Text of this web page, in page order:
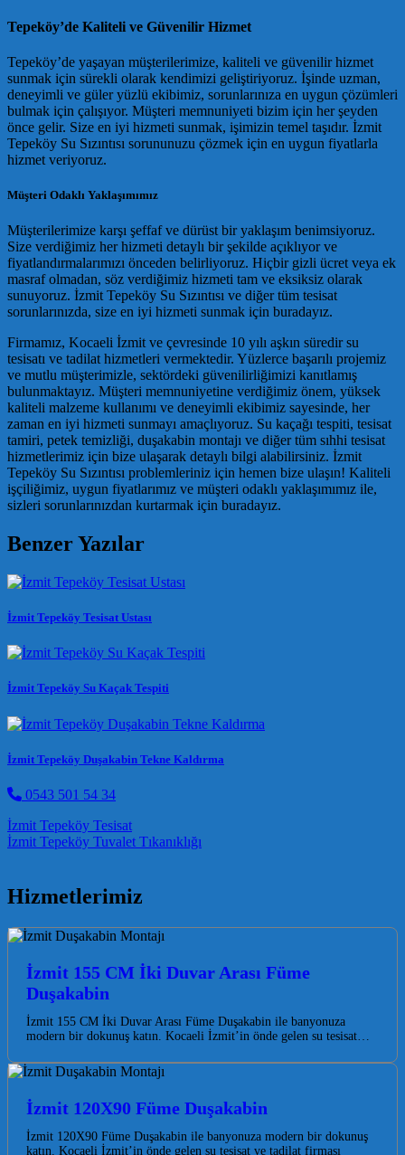
Tepeköy’de Kaliteli ve Güvenilir Hizmet
Tepeköy’de yaşayan müşterilerimize, kaliteli ve güvenilir hizmet
sunmak için sürekli olarak kendimizi geliştiriyoruz. İşinde uzman,
deneyimli ve güler yüzlü ekibimiz, sorunlarınıza en uygun çözümleri
bulmak için çalışıyor. Müşteri memnuniyeti bizim için her şeyden
önce gelir. Size en iyi hizmeti sunmak, işimizin temel taşıdır. İzmit
Tepeköy Su Sızıntısı sorununuzu çözmek için en uygun fiyatlarla
hizmet veriyoruz.
Müşteri Odaklı Yaklaşımımız
Müşterilerimize karşı şeffaf ve dürüst bir yaklaşım benimsiyoruz.
Size verdiğimiz her hizmeti detaylı bir şekilde açıklıyor ve
fiyatlandırmalarımızı önceden belirliyoruz. Hiçbir gizli ücret veya ek
masraf olmadan, söz verdiğimiz hizmeti tam ve eksiksiz olarak
sunuyoruz. İzmit Tepeköy Su Sızıntısı ve diğer tüm tesisat
sorunlarınızda, size en iyi hizmeti sunmak için buradayız.
Firmamız, Kocaeli İzmit ve çevresinde 10 yılı aşkın süredir su
tesisatı ve tadilat hizmetleri vermektedir. Yüzlerce başarılı projemiz
ve mutlu müşterimizle, sektördeki güvenilirliğimizi kanıtlamış
bulunmaktayız. Müşteri memnuniyetine verdiğimiz önem, yüksek
kaliteli malzeme kullanımı ve deneyimli ekibimiz sayesinde, her
zaman en iyi hizmeti sunmayı amaçlıyoruz. Su kaçağı tespiti, tesisat
tamiri, petek temizliği, duşakabin montajı ve diğer tüm sıhhi tesisat
hizmetlerimiz için bize ulaşarak detaylı bilgi alabilirsiniz. İzmit
Tepeköy Su Sızıntısı problemleriniz için hemen bize ulaşın! Kaliteli
işçiliğimiz, uygun fiyatlarımız ve müşteri odaklı yaklaşımımız ile,
sizleri sorunlarınızdan kurtarmak için buradayız.
Benzer Yazılar
İzmit Tepeköy Tesisat Ustası
İzmit Tepeköy Su Kaçak Tespiti
İzmit Tepeköy Duşakabin Tekne Kaldırma
0543 501 54 34
Post navigation
İzmit Tepeköy Tesisat
İzmit Tepeköy Tuvalet Tıkanıklığı
Hizmetlerimiz
İzmit 155 CM İki Duvar Arası Füme
Duşakabin
İzmit 155 CM İki Duvar Arası Füme Duşakabin ile banyonuza
modern bir dokunuş katın. Kocaeli İzmit’in önde gelen su tesisat…
İzmit 120X90 Füme Duşakabin
İzmit 120X90 Füme Duşakabin ile banyonuza modern bir dokunuş
katın. Kocaeli İzmit’in önde gelen su tesisat ve tadilat firması